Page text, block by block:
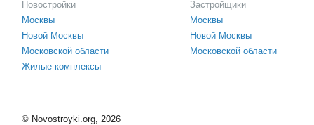
Новостройки
Москвы
Новой Москвы
Московской области
Жилые комплексы
Застройщики
Москвы
Новой Москвы
Московской области
© Novostroyki.org, 2026